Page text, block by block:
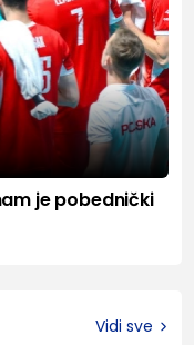
je pobednički
Vidi sve